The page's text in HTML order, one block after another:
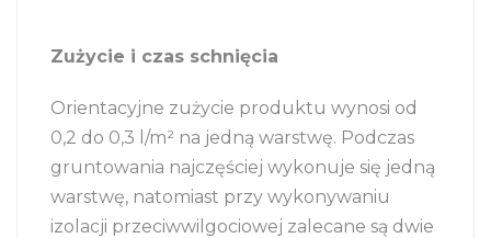
Zużycie i czas schnięcia
Orientacyjne zużycie produktu wynosi od
0,2 do 0,3 l/m² na jedną warstwę. Podczas
gruntowania najczęściej wykonuje się jedną
warstwę, natomiast przy wykonywaniu
izolacji przeciwwilgociowej zalecane są dwie